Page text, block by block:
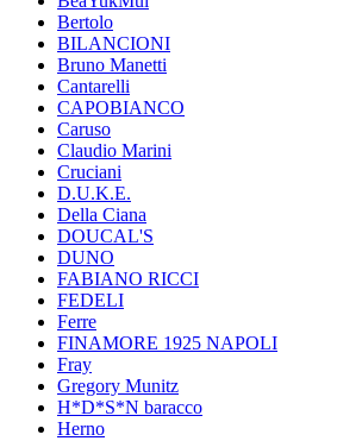
Bertolo
BILANCIONI
Bruno Manetti
Cantarelli
CAPOBIANCO
Caruso
Claudio Marini
Cruciani
D.U.K.E.
Della Ciana
DOUCAL'S
DUNO
FABIANO RICCI
FEDELI
Ferre
FINAMORE 1925 NAPOLI
Fray
Gregory Munitz
H*D*S*N baracco
Herno